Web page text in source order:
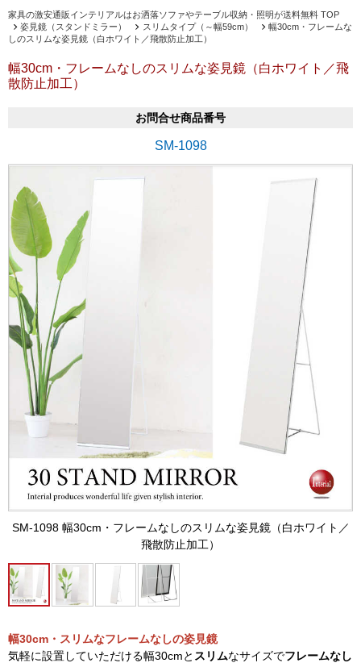
家具の激安通販インテリアルはお洒落ソファやテーブル収納・照明が送料無料 TOP
姿見鏡（スタンドミラー）
スリムタイプ（～幅59cm）
幅30cm・フレームな
しのスリムな姿見鏡（白ホワイト／飛散防止加工）
幅30cm・フレームなしのスリムな姿見鏡（白ホワイト／飛
散防止加工）
お問合せ商品番号
SM-1098
SM-1098 幅30cm・フレームなしのスリムな姿見鏡（白ホワイト／
飛散防止加工）
幅30cm・スリムなフレームなしの姿見鏡
気軽に設置していただける幅30cmと スリムなサイズでフレームなし